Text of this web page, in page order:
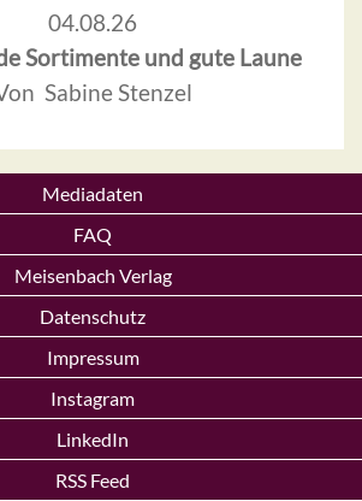
04.08.26
Sortimente und gute Laune
Sabine Stenzel
Mediadaten
FAQ
Meisenbach Verlag
Datenschutz
Impressum
Instagram
LinkedIn
RSS Feed